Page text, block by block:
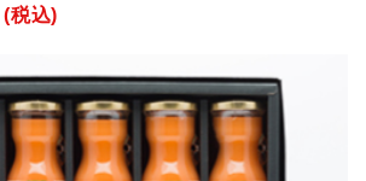
(税込)